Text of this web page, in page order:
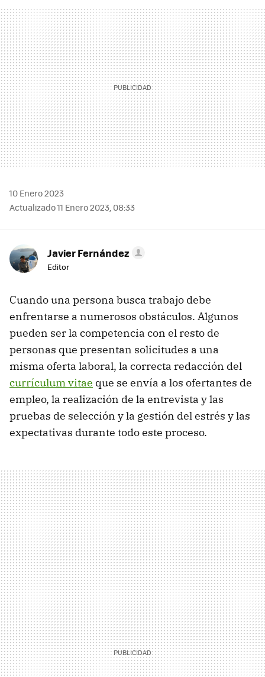
MAIL
10 Enero 2023
Actualizado 11 Enero 2023, 08:33
Javier Fernández
Editor
Cuando una persona busca trabajo debe
enfrentarse a numerosos obstáculos. Algunos
pueden ser la competencia con el resto de
personas que presentan solicitudes a una
misma oferta laboral, la correcta redacción del
currículum vitae que se envía a los ofertantes de
empleo, la realización de la entrevista y las
pruebas de selección y la gestión del estrés y las
expectativas durante todo este proceso.